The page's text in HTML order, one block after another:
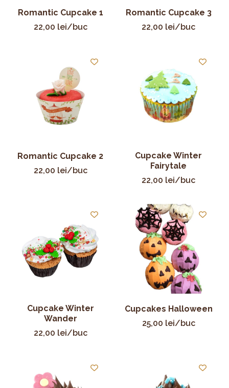
Romantic Cupcake 1
22,00 lei/buc
Romantic Cupcake 3
22,00 lei/buc
Romantic Cupcake 2
22,00 lei/buc
Cupcake Winter
Fairytale
22,00 lei/buc
Cupcake Winter
Wander
22,00 lei/buc
Cupcakes Halloween
25,00 lei/buc